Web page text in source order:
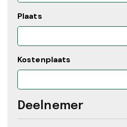
Plaats
Kostenplaats
Deelnemer